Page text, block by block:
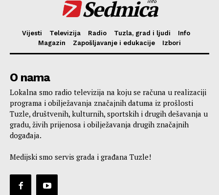
Sedmica
info
Vijesti Televizija Radio Tuzla, grad i ljudi
Info
Magazin
Zapošljavanje i edukacije Izbori
O nama
Lokalna smo radio televizija na koju se računa u realizaciji
programa i obilježavanja značajnih datuma iz prošlosti
Tuzle, društvenih, kulturnih, sportskih i drugih dešavanja u
gradu, živih prijenosa i obilježavanja drugih značajnih
događaja.
Medijski smo servis grada i građana Tuzle!